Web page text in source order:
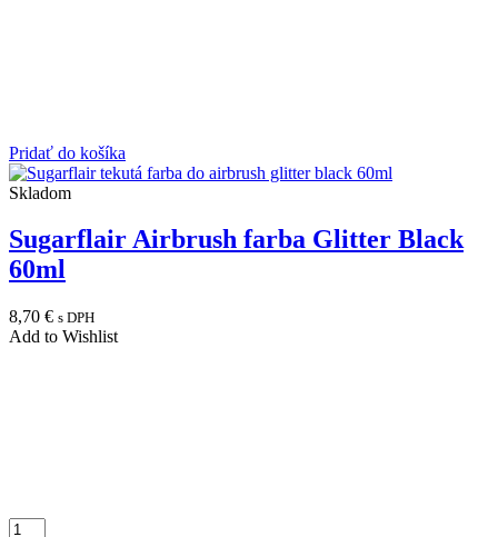
Pridať do košíka
Skladom
Sugarflair Airbrush farba Glitter Black
60ml
8,70 € s DPH
Add to Wishlist